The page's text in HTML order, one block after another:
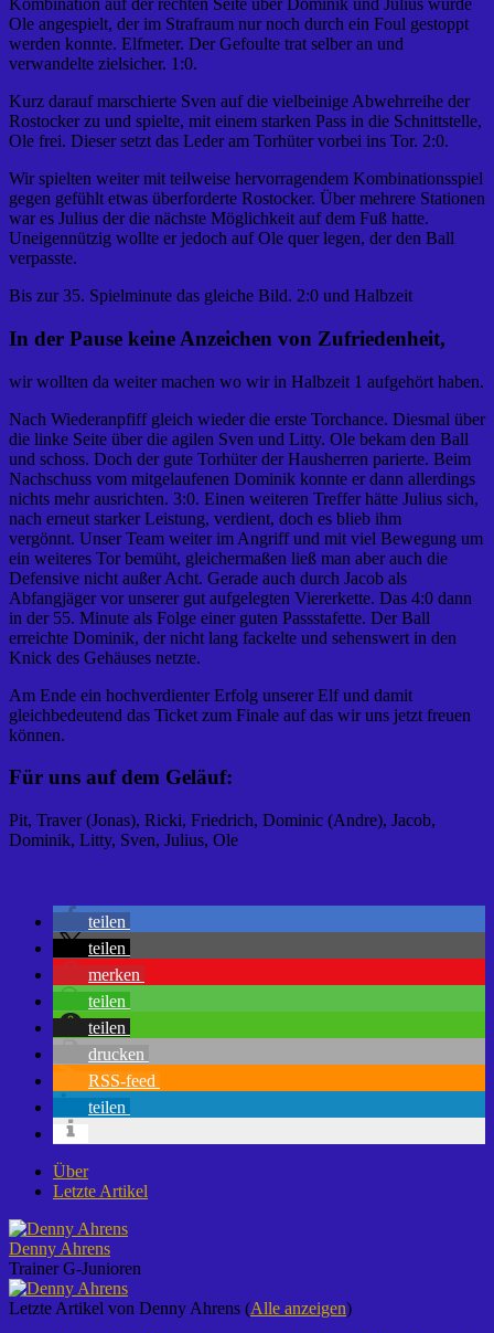
Kombination auf der rechten Seite über Dominik und Julius wurde
Ole angespielt, der im Strafraum nur noch durch ein Foul gestoppt
werden konnte. Elfmeter. Der Gefoulte trat selber an und
verwandelte zielsicher. 1:0.
Kurz darauf marschierte Sven auf die vielbeinige Abwehrreihe der
Rostocker zu und spielte, mit einem starken Pass in die Schnittstelle,
Ole frei. Dieser setzt das Leder am Torhüter vorbei ins Tor. 2:0.
Wir spielten weiter mit teilweise hervorragendem Kombinationsspiel
gegen gefühlt etwas überforderte Rostocker. Über mehrere Stationen
war es Julius der die nächste Möglichkeit auf dem Fuß hatte.
Uneigennützig wollte er jedoch auf Ole quer legen, der den Ball
verpasste.
Bis zur 35. Spielminute das gleiche Bild. 2:0 und Halbzeit
In der Pause keine Anzeichen von Zufriedenheit,
wir wollten da weiter machen wo wir in Halbzeit 1 aufgehört haben.
Nach Wiederanpfiff gleich wieder die erste Torchance. Diesmal über
die linke Seite über die agilen Sven und Litty. Ole bekam den Ball
und schoss. Doch der gute Torhüter der Hausherren parierte. Beim
Nachschuss vom mitgelaufenen Dominik konnte er dann allerdings
nichts mehr ausrichten. 3:0. Einen weiteren Treffer hätte Julius sich,
nach erneut starker Leistung, verdient, doch es blieb ihm
vergönnt. Unser Team weiter im Angriff und mit viel Bewegung um
ein weiteres Tor bemüht, gleichermaßen ließ man aber auch die
Defensive nicht außer Acht. Gerade auch durch Jacob als
Abfangjäger vor unserer gut aufgelegten Viererkette. Das 4:0 dann
in der 55. Minute als Folge einer guten Passstafette. Der Ball
erreichte Dominik, der nicht lang fackelte und sehenswert in den
Knick des Gehäuses netzte.
Am Ende ein hochverdienter Erfolg unserer Elf und damit
gleichbedeutend das Ticket zum Finale auf das wir uns jetzt freuen
können.
Für uns auf dem Geläuf:
Pit, Traver (Jonas), Ricki, Friedrich, Dominic (Andre), Jacob,
Dominik, Litty, Sven, Julius, Ole
teilen
teilen
merken
teilen
teilen
drucken
RSS-feed
teilen
Über
Letzte Artikel
Denny Ahrens
Trainer G-Junioren
Letzte Artikel von Denny Ahrens (Alle anzeigen)